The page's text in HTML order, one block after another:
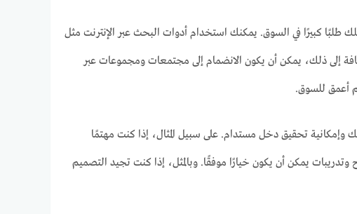
كبيرًا في السوق. يمكنك استخدام أدوات البحث عبر الإنترنت مثل
إلى ذلك، يمكن أن يكون الانضمام إلى مجتمعات ومجموعات عبر
أعمق للسوق.
تحقيق دخل مستدام. على سبيل المثال، إذا كنت مهتمًا
وتدريبات يمكن أن يكون خيارًا موفقًا. وبالمثل، إذا كنت تجيد التصميم